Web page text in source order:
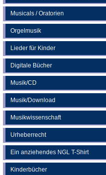
Musicals / Oratorien
Orgelmusik
Lieder für Kinder
Digitale Bücher
Musik/CD
Musik/Download
Musikwissenschaft
Urheberrecht
Ein anziehendes NGL T-Shirt
Kinderbücher